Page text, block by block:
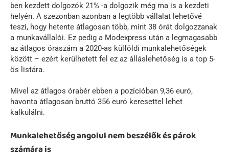
ben kezdett dolgozók 21% -a dolgozik még ma is a kezdeti
helyén. A szezonban azonban a legtöbb vállalat lehetővé
teszi, hogy hetente átlagosan több, mint 38 órát dolgozzanak
a munkavállalói. Ez pedig a Modexpress után a legmagasabb
az átlagos óraszám a 2020-as külföldi munkalehetőségek
között – ezért kerülhetett fel ez az álláslehetőség is a top 5-
ös listára.
Mivel az átlagos órabér ebben a pozícióban 9,36 euró,
havonta átlagosan bruttó 356 euró keresettel lehet
kalkulálni.
Munkalehetőség angolul nem beszélők és párok
számára is